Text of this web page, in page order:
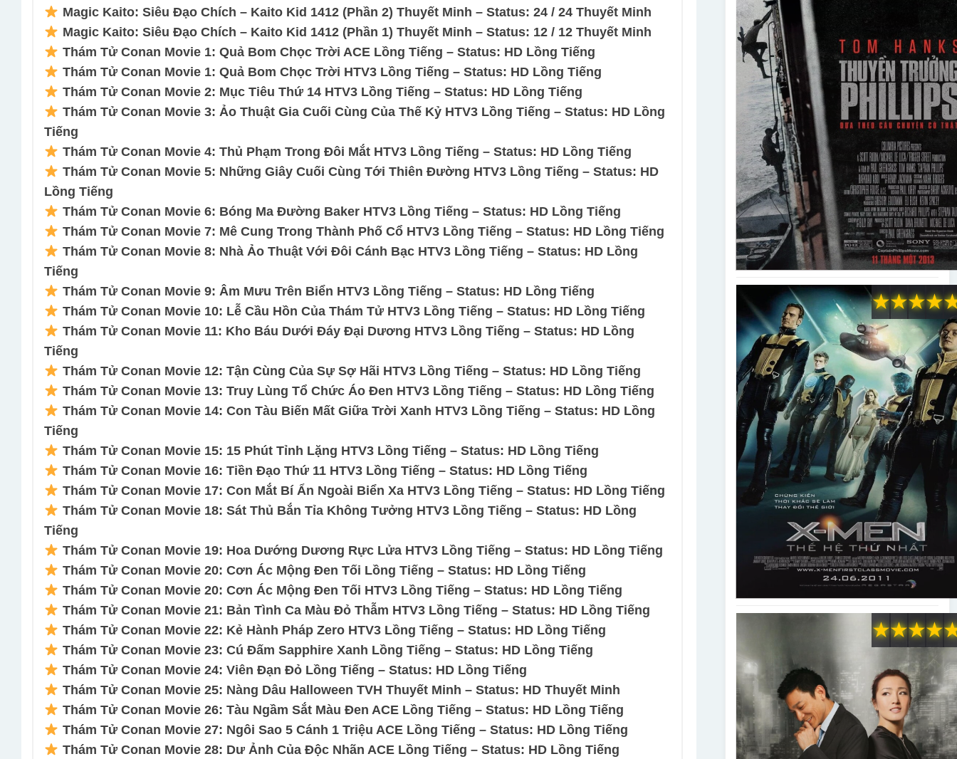
Magic Kaito: Siêu Đạo Chích – Kaito Kid 1412 (Phần 2) Thuyết Minh – Status: 24 / 24 Thuyết Minh
Magic Kaito: Siêu Đạo Chích – Kaito Kid 1412 (Phần 1) Thuyết Minh – Status: 12 / 12 Thuyết Minh
Thám Tử Conan Movie 1: Quả Bom Chọc Trời ACE Lồng Tiếng – Status: HD Lồng Tiếng
Thám Tử Conan Movie 1: Quả Bom Chọc Trời HTV3 Lồng Tiếng – Status: HD Lồng Tiếng
Thám Tử Conan Movie 2: Mục Tiêu Thứ 14 HTV3 Lồng Tiếng – Status: HD Lồng Tiếng
Thám Tử Conan Movie 3: Ảo Thuật Gia Cuối Cùng Của Thế Kỷ HTV3 Lồng Tiếng – Status: HD Lồng
Tiếng
Thám Tử Conan Movie 4: Thủ Phạm Trong Đôi Mắt HTV3 Lồng Tiếng – Status: HD Lồng Tiếng
Thám Tử Conan Movie 5: Những Giây Cuối Cùng Tới Thiên Đường HTV3 Lồng Tiếng – Status: HD
Lồng Tiếng
Thám Tử Conan Movie 6: Bóng Ma Đường Baker HTV3 Lồng Tiếng – Status: HD Lồng Tiếng
Thám Tử Conan Movie 7: Mê Cung Trong Thành Phố Cổ HTV3 Lồng Tiếng – Status: HD Lồng Tiếng
Thám Tử Conan Movie 8: Nhà Ảo Thuật Với Đôi Cánh Bạc HTV3 Lồng Tiếng – Status: HD Lồng
Tiếng
Thám Tử Conan Movie 9: Âm Mưu Trên Biển HTV3 Lồng Tiếng – Status: HD Lồng Tiếng
Thám Tử Conan Movie 10: Lễ Cầu Hồn Của Thám Tử HTV3 Lồng Tiếng – Status: HD Lồng Tiếng
Thám Tử Conan Movie 11: Kho Báu Dưới Đáy Đại Dương HTV3 Lồng Tiếng – Status: HD Lồng
Tiếng
Thám Tử Conan Movie 12: Tận Cùng Của Sự Sợ Hãi HTV3 Lồng Tiếng – Status: HD Lồng Tiếng
Thám Tử Conan Movie 13: Truy Lùng Tổ Chức Áo Đen HTV3 Lồng Tiếng – Status: HD Lồng Tiếng
Thám Tử Conan Movie 14: Con Tàu Biến Mất Giữa Trời Xanh HTV3 Lồng Tiếng – Status: HD Lồng
Tiếng
Thám Tử Conan Movie 15: 15 Phút Tỉnh Lặng HTV3 Lồng Tiếng – Status: HD Lồng Tiếng
Thám Tử Conan Movie 16: Tiền Đạo Thứ 11 HTV3 Lồng Tiếng – Status: HD Lồng Tiếng
Thám Tử Conan Movie 17: Con Mắt Bí Ẩn Ngoài Biển Xa HTV3 Lồng Tiếng – Status: HD Lồng Tiếng
Thám Tử Conan Movie 18: Sát Thủ Bắn Tỉa Không Tưởng HTV3 Lồng Tiếng – Status: HD Lồng
Tiếng
Thám Tử Conan Movie 19: Hoa Dướng Dương Rực Lửa HTV3 Lồng Tiếng – Status: HD Lồng Tiếng
Thám Tử Conan Movie 20: Cơn Ác Mộng Đen Tối Lồng Tiếng – Status: HD Lồng Tiếng
Thám Tử Conan Movie 20: Cơn Ác Mộng Đen Tối HTV3 Lồng Tiếng – Status: HD Lồng Tiếng
Thám Tử Conan Movie 21: Bản Tình Ca Màu Đỏ Thẫm HTV3 Lồng Tiếng – Status: HD Lồng Tiếng
Thám Tử Conan Movie 22: Kẻ Hành Pháp Zero HTV3 Lồng Tiếng – Status: HD Lồng Tiếng
Thám Tử Conan Movie 23: Cú Đấm Sapphire Xanh Lồng Tiếng – Status: HD Lồng Tiếng
Thám Tử Conan Movie 24: Viên Đạn Đỏ Lồng Tiếng – Status: HD Lồng Tiếng
Thám Tử Conan Movie 25: Nàng Dâu Halloween TVH Thuyết Minh – Status: HD Thuyết Minh
Thám Tử Conan Movie 26: Tàu Ngầm Sắt Màu Đen ACE Lồng Tiếng – Status: HD Lồng Tiếng
Thám Tử Conan Movie 27: Ngôi Sao 5 Cánh 1 Triệu ACE Lồng Tiếng – Status: HD Lồng Tiếng
Thám Tử Conan Movie 28: Dư Ảnh Của Độc Nhãn ACE Lồng Tiếng – Status: HD Lồng Tiếng
★
★
★
★
★
★
★
★